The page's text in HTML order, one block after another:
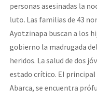
MULTIMEDIA
Fotorreportaje
Video
Otras secciones
[25 abr – CDMX] Tokín por
personas asesinadas la
luto. Las familias de 43
Ayotzinapa buscan a los
gobierno la madrugada
heridos. La salud de dos
estado crítico. El principal
Abarca, se encuentra